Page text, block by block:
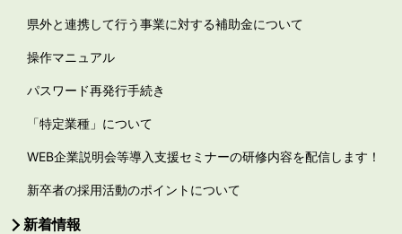
県外と連携して行う事業に対する補助金について
操作マニュアル
パスワード再発行手続き
「特定業種」について
WEB企業説明会等導入支援セミナーの研修内容を配信します！
新卒者の採用活動のポイントについて
新着情報